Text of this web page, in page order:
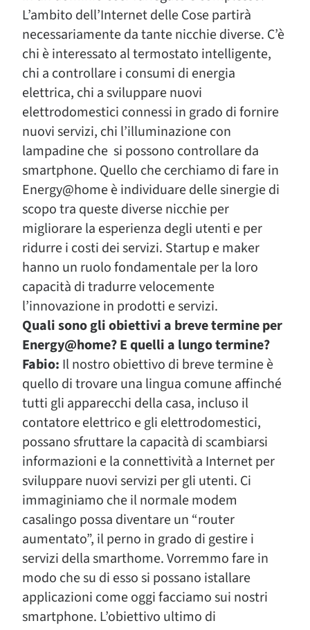
L’ambito dell’Internet delle Cose partirà
necessariamente da tante nicchie diverse. C’è
chi è interessato al termostato intelligente,
chi a controllare i consumi di energia
elettrica, chi a sviluppare nuovi
elettrodomestici connessi in grado di fornire
nuovi servizi, chi l’illuminazione con
lampadine che si possono controllare da
smartphone. Quello che cerchiamo di fare in
Energy@home è individuare delle sinergie di
scopo tra queste diverse nicchie per
migliorare la esperienza degli utenti e per
ridurre i costi dei servizi. Startup e maker
hanno un ruolo fondamentale per la loro
capacità di tradurre velocemente
l’innovazione in prodotti e servizi.
Quali sono gli obiettivi a breve termine per
Energy@home? E quelli a lungo termine?
Fabio: Il nostro obiettivo di breve termine è
quello di trovare una lingua comune affinché
tutti gli apparecchi della casa, incluso il
contatore elettrico e gli elettrodomestici,
possano sfruttare la capacità di scambiarsi
informazioni e la connettività a Internet per
sviluppare nuovi servizi per gli utenti. Ci
immaginiamo che il normale modem
casalingo possa diventare un “router
aumentato”, il perno in grado di gestire i
servizi della smarthome. Vorremmo fare in
modo che su di esso si possano istallare
applicazioni come oggi facciamo sui nostri
smartphone. L’obiettivo ultimo di